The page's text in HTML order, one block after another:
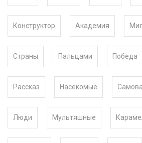
Конструктор Академия
Страны Пальцами Победа
Рассказ Насекомые
Люди Мультяшные